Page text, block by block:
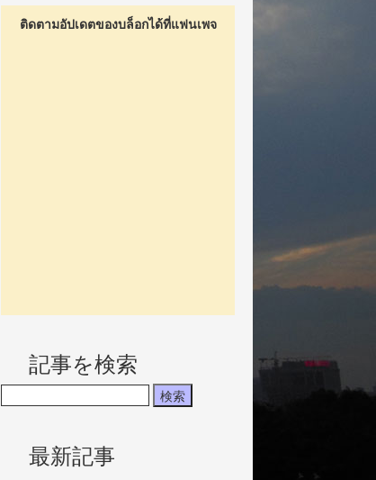
ติดตามอัปเดตของบล็อกได้ที่แฟนเพจ
記事を検索
最新記事